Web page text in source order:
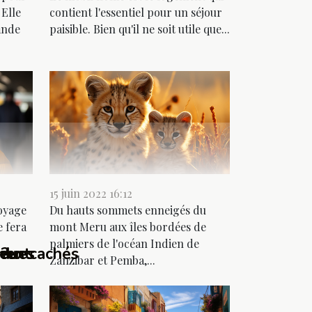
cachés
contient l'essentiel pour un séjour
paisible. Bien qu'il ne soit utile que...
fera
15 juin 2022 16:12
Du hauts sommets enneigés du
mont Meru aux îles bordées de
palmiers de l'océan Indien de
Zanzibar et Pemba,...